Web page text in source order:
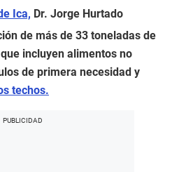
Ica, Dr. Jorge Hurtado
de más de 33 toneladas de
incluyen alimentos no
de primera necesidad y
techos.